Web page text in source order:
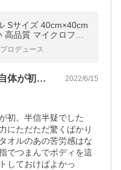
Sサイズ 40cm×40cm
品質 マイクロファ
引不可
ロデュース
このようなタオルを買うこと自体が初。半… 2022/6/15
初。半信半疑でした
にただただ驚くばかり
オルのあの苦労感はな
でつまんでボディを這
しておけばよかっ